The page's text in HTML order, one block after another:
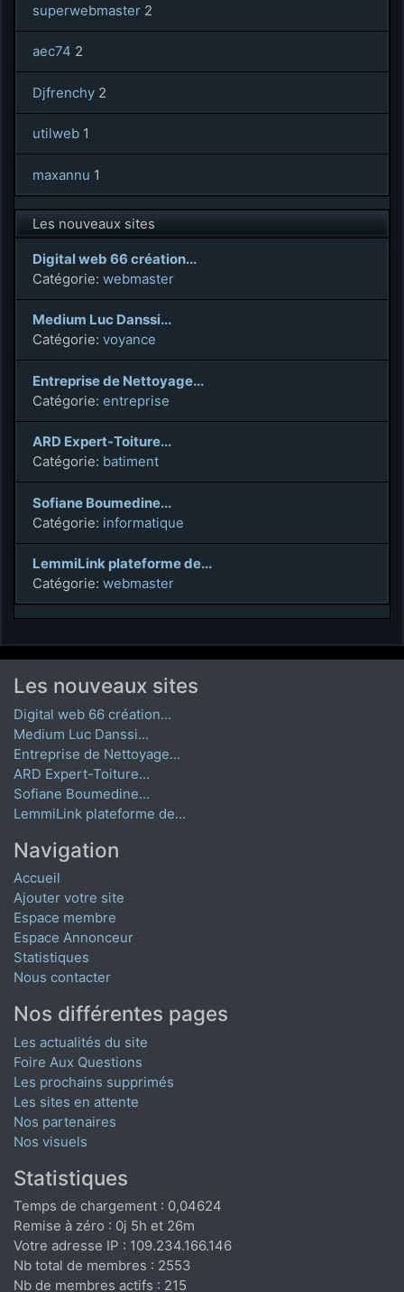
superwebmaster 2
aec74 2
Djfrenchy 2
utilweb 1
maxannu 1
Les nouveaux sites
Digital web 66 création...
Catégorie: webmaster
Medium Luc Danssi...
Catégorie: voyance
Entreprise de Nettoyage...
Catégorie: entreprise
ARD Expert-Toiture...
Catégorie: batiment
Sofiane Boumedine...
Catégorie: informatique
LemmiLink plateforme de...
Catégorie: webmaster
Les nouveaux sites
Digital web 66 création...
Medium Luc Danssi...
Entreprise de Nettoyage...
ARD Expert-Toiture...
Sofiane Boumedine...
LemmiLink plateforme de...
Navigation
Accueil
Ajouter votre site
Espace membre
Espace Annonceur
Statistiques
Nous contacter
Nos différentes pages
Les actualités du site
Foire Aux Questions
Les prochains supprimés
Les sites en attente
Nos partenaires
Nos visuels
Statistiques
Temps de chargement : 0,04624
Remise à zéro : 0j 5h et 26m
Votre adresse IP : 109.234.166.146
Nb total de membres : 2553
Nb de membres actifs : 215